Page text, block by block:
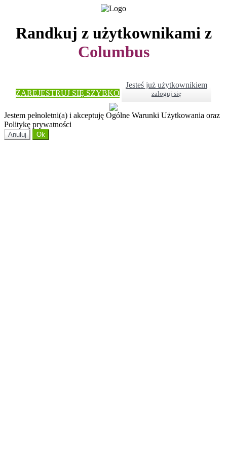
Randkuj z użytkownikami z
Columbus
ZAREJESTRUJ SIĘ SZYBKO
Jesteś już użytkownikiem
zaloguj się
Jestem pełnoletni(a) i akceptuję Ogólne Warunki Użytkowania oraz
Politykę prywatności
Anuluj Ok